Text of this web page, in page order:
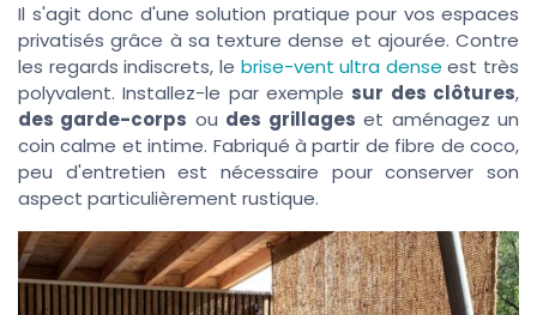
Il s'agit donc d'une solution pratique pour vos espaces
privatisés grâce à sa texture dense et ajourée. Contre
les regards indiscrets, le brise-vent ultra dense est très
polyvalent. Installez-le par exemple sur des clôtures,
des garde-corps ou des grillages et aménagez un
coin calme et intime. Fabriqué à partir de fibre de coco,
peu d'entretien est nécessaire pour conserver son
aspect particulièrement rustique.